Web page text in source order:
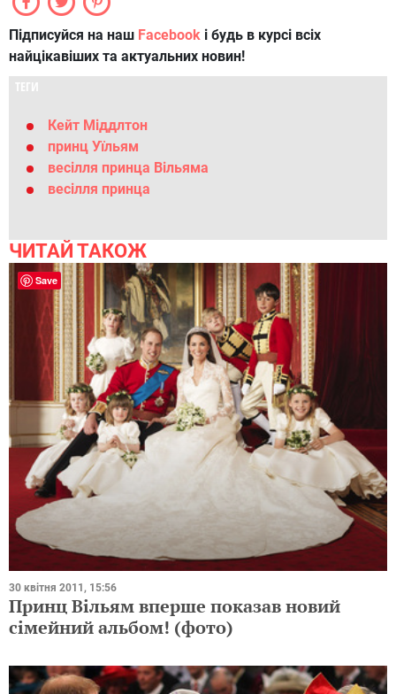
Підписуйся на наш Facebook і будь в курсі всіх
найцікавіших та актуальних новин!
ТЕГИ
Кейт Міддлтон
принц Уїльям
весілля принца Вільяма
весілля принца
ЧИТАЙ ТАКОЖ
30 квітня 2011, 15:56
Принц Вільям вперше показав новий
сімейний альбом! (фото)
Save